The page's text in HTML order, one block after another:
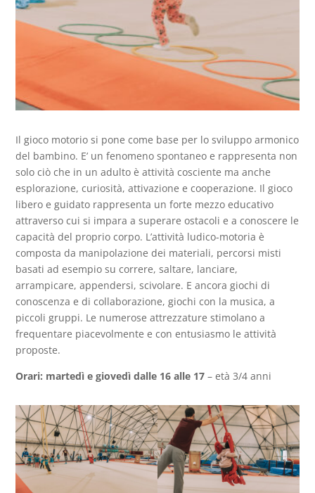
Il gioco motorio si pone come base per lo sviluppo armonico
del bambino. E’ un fenomeno spontaneo e rappresenta non
solo ciò che in un adulto è attività cosciente ma anche
esplorazione, curiosità, attivazione e cooperazione. Il gioco
libero e guidato rappresenta un forte mezzo educativo
attraverso cui si impara a superare ostacoli e a conoscere le
capacità del proprio corpo. L’attività ludico-motoria è
composta da manipolazione dei materiali, percorsi misti
basati ad esempio su correre, saltare, lanciare,
arrampicare, appendersi, scivolare. E ancora giochi di
conoscenza e di collaborazione, giochi con la musica, a
piccoli gruppi. Le numerose attrezzature stimolano a
frequentare piacevolmente e con entusiasmo le attività
proposte.
Orari: martedì e giovedì dalle 16 alle 17 – età 3/4 anni